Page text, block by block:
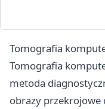
Tomografia
Tomografia
metoda
obrazy przekrojowe